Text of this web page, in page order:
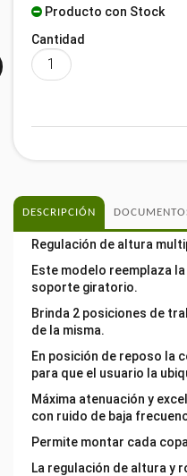
Producto con Stock
Cantidad
DESCRIPCIÓN
Regulación de altura
Este modelo reemplaza
soporte giratorio.
Brinda 2 posiciones de
de la misma.
En posición de reposo la
para que el usuario la
Máxima atenuación y
con ruido de baja
Permite montar cada
La regulación de altura y